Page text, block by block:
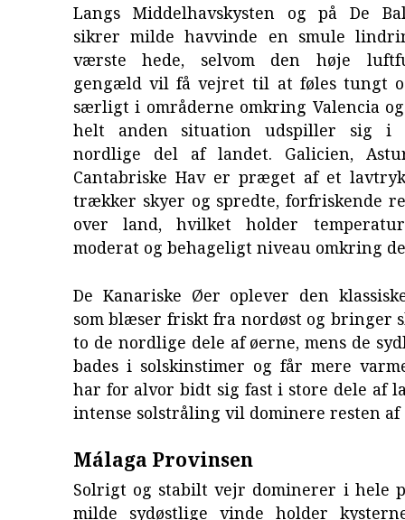
Langs Middelhavskysten og på De
sikrer milde havvinde en smule
værste hede, selvom den høje
gengæld vil få vejret til at føles tungt
særligt i områderne omkring Valencia
helt anden situation udspiller sig i
nordlige del af landet. Galicien,
Cantabriske Hav er præget af et
trækker skyer og spredte, forfriskende
over land, hvilket holder
moderat og behageligt niveau omkring
De Kanariske Øer oplever den
som blæser friskt fra nordøst og bringer
to de nordlige dele af øerne, mens de
bades i solskinstimer og får mere
har for alvor bidt sig fast i store dele af
intense solstråling vil dominere resten af
Málaga Provinsen
Solrigt og stabilt vejr dominerer i hele
milde sydøstlige vinde holder